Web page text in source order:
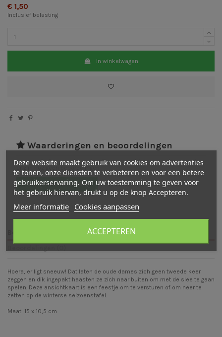
€ 1,50
Inclusief belasting
In winkelwagen
Waarderingen en beoordelingen
Er zijn nog geen beoordelingen
Schrijf een beoordeling
Hoera, er ligt sneeuw! Dat laten de oude dames zich geen tweede keer
zeggen en dik ingepakt haasten ze zich naar buiten om met de slee te gaan
spelen. Deze ansichtkaart is een feestje om te versturen of om neer te
zetten op de winterse seizoenstafel.
Maat: 15 x 10,5 cm
Deze website maakt gebruik van cookies om advertenties
te tonen, onze diensten te verbeteren en voor een betere
gebruikerservaring. Om uw toestemming te geven voor
het gebruik hiervan, drukt u op de knop Accepteren.
Meer informatie Cookies aanpassen
ACCEPTEREN